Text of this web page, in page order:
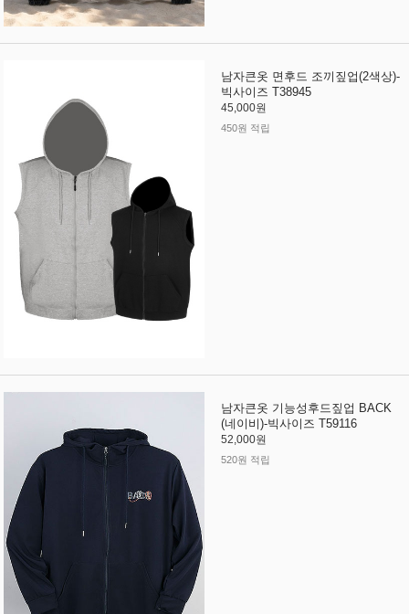
남자큰옷 면후드 조끼짚업(2색상)-
빅사이즈 T38945
45,000원
450원 적립
남자큰옷 기능성후드짚업 BACK
(네이비)-빅사이즈 T59116
52,000원
520원 적립